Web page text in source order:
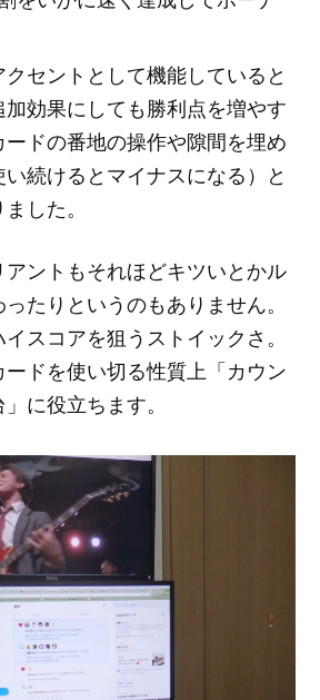
セントとして機能していると
効果にしても勝利点を増やす
ドの番地の操作や隙間を埋め
続けるとマイナスになる）と
した。
アントもそれほどキツいとかル
たりというのもありません。
スコアを狙うストイックさ。
ドを使い切る性質上「カウン
に役立ちます。